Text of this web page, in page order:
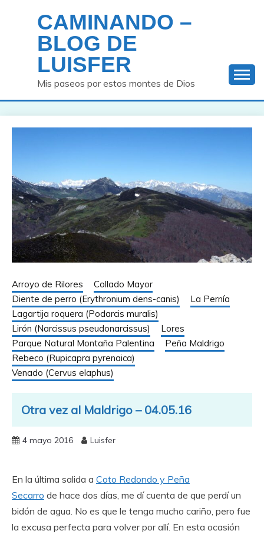
contenido
CAMINANDO –
BLOG DE
LUISFER
Mis paseos por estos montes de Dios
Arroyo de Rilores
Collado Mayor
Diente de perro (Erythronium dens-canis)
La Pernía
Lagartija roquera (Podarcis muralis)
Lirón (Narcissus pseudonarcissus)
Lores
Parque Natural Montaña Palentina
Peña Maldrigo
Rebeco (Rupicapra pyrenaica)
Venado (Cervus elaphus)
Otra vez al Maldrigo – 04.05.16
4 mayo 2016 Luisfer
En la última salida a Coto Redondo y Peña
Secarro de hace dos días, me dí cuenta de que perdí un
bidón de agua. No es que le tenga mucho cariño, pero fue
la excusa perfecta para volver por allí. En esta ocasión